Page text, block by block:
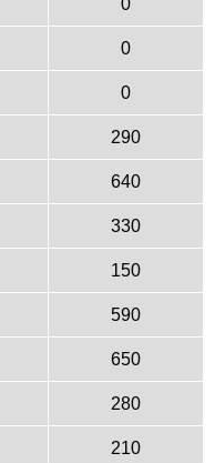
0
0
0
290
640
330
150
590
650
280
210